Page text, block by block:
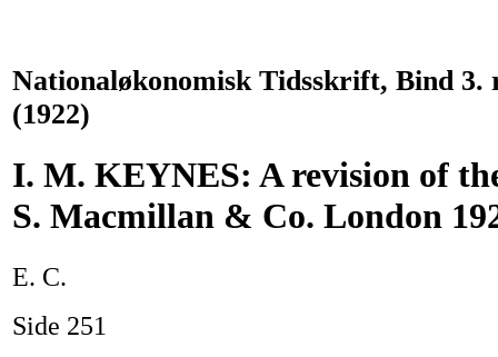
Nationaløkonomisk Tidsskrift, Bind 3.
(1922)
I. M. KEYNES: A revision of
S. Macmillan & Co. London
E. C.
Side 251